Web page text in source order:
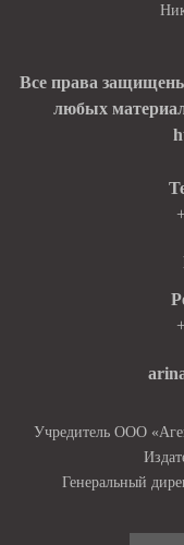
Все права
любых
Учредитель ООО
Генеральный